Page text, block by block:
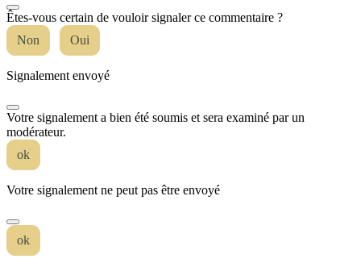
Êtes-vous certain de vouloir signaler ce commentaire ?
Non
Oui
Signalement envoyé
Votre signalement a bien été soumis et sera examiné par un
modérateur.
ok
Votre signalement ne peut pas être envoyé
ok